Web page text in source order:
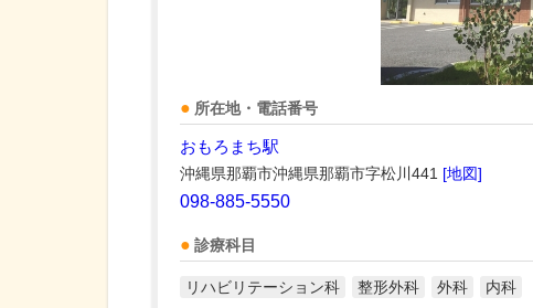
所在地・電話番号
おもろまち駅
沖縄県那覇市沖縄県那覇市字松川441 [地図]
098-885-5550
診療科目
リハビリテーション科 整形外科 外科 内科